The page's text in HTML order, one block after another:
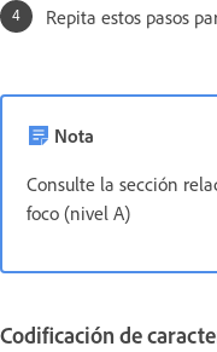
Repita estos pasos
Nota
Consulte la sección
foco (nivel A)
Codificación de